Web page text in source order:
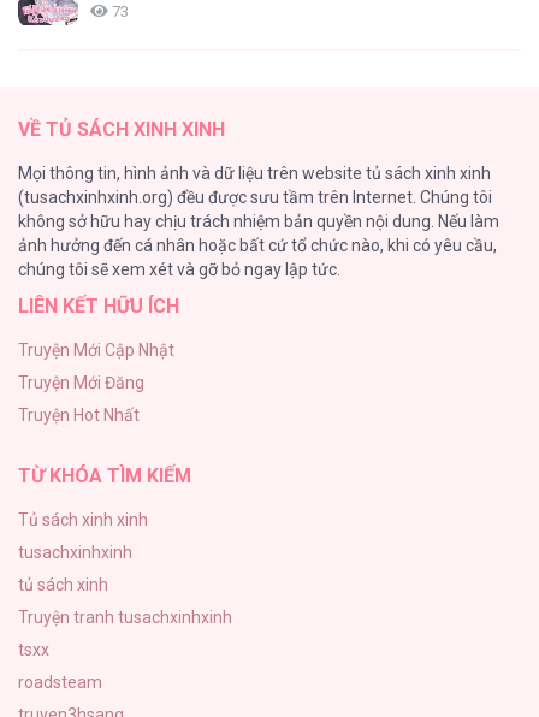
73
62
Serena
59
Thoát Khỏi Tầng Hầm
HEAVY RAIN
55
VỀ TỦ SÁCH XINH XINH
Mọi thông tin, hình ảnh và dữ liệu trên website tủ sách xinh xinh
(tusachxinhxinh.org) đều được sưu tầm trên Internet. Chúng tôi
không sở hữu hay chịu trách nhiệm bản quyền nội dung. Nếu làm
ảnh hưởng đến cá nhân hoặc bất cứ tổ chức nào, khi có yêu cầu,
chúng tôi sẽ xem xét và gỡ bỏ ngay lập tức.
LIÊN KẾT HỮU ÍCH
Truyện Mới Cập Nhật
Truyện Mới Đăng
Truyện Hot Nhất
TỪ KHÓA TÌM KIẾM
Tủ sách xinh xinh
tusachxinhxinh
tủ sách xinh
Truyện tranh tusachxinhxinh
tsxx
roadsteam